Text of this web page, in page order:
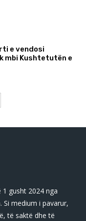
e vendosi
mbi Kushtetutën e
gusht 2024 nga
medium i pavarur,
të saktë dhe të